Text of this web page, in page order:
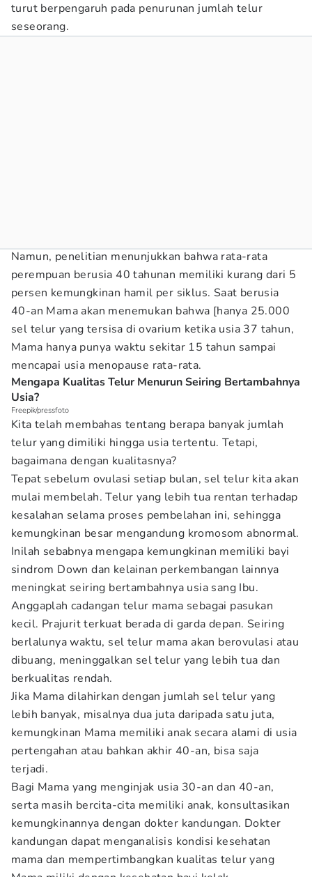
turut berpengaruh pada penurunan jumlah telur
seseorang.
Namun, penelitian menunjukkan bahwa rata-rata
perempuan berusia 40 tahunan memiliki kurang dari 5
persen kemungkinan hamil per siklus. Saat berusia
40-an Mama akan menemukan bahwa [hanya 25.000
sel telur yang tersisa di ovarium ketika usia 37 tahun,
Mama hanya punya waktu sekitar 15 tahun sampai
mencapai usia menopause rata-rata.
Mengapa Kualitas Telur Menurun Seiring Bertambahnya
Usia?
Freepik/pressfoto
Kita telah membahas tentang berapa banyak jumlah
telur yang dimiliki hingga usia tertentu. Tetapi,
bagaimana dengan kualitasnya?
Tepat sebelum ovulasi setiap bulan, sel telur kita akan
mulai membelah. Telur yang lebih tua rentan terhadap
kesalahan selama proses pembelahan ini, sehingga
kemungkinan besar mengandung kromosom abnormal.
Inilah sebabnya mengapa kemungkinan memiliki bayi
sindrom Down dan kelainan perkembangan lainnya
meningkat seiring bertambahnya usia sang Ibu.
Anggaplah cadangan telur mama sebagai pasukan
kecil. Prajurit terkuat berada di garda depan. Seiring
berlalunya waktu, sel telur mama akan berovulasi atau
dibuang, meninggalkan sel telur yang lebih tua dan
berkualitas rendah.
Jika Mama dilahirkan dengan jumlah sel telur yang
lebih banyak, misalnya dua juta daripada satu juta,
kemungkinan Mama memiliki anak secara alami di usia
pertengahan atau bahkan akhir 40-an, bisa saja
terjadi.
Bagi Mama yang menginjak usia 30-an dan 40-an,
serta masih bercita-cita memiliki anak, konsultasikan
kemungkinannya dengan dokter kandungan. Dokter
kandungan dapat menganalisis kondisi kesehatan
mama dan mempertimbangkan kualitas telur yang